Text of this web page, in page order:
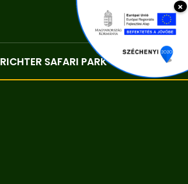
RICHTER SAFARI PARK Kapcsolat
×